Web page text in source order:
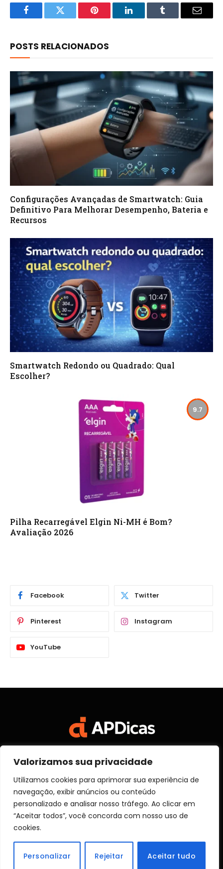
Valorizamos sua privacidade
Utilizamos cookies para aprimorar sua experiência de
navegação, exibir anúncios ou conteúdo
personalizado e analisar nosso tráfego. Ao clicar em
“Aceitar todos”, você concorda com nosso uso de
cookies.
Personalizar Rejeitar Aceitar tudo
FacebookTwitter Pinterest LinkedInTumblr Email
POSTS RELACIONADOS
Configurações Avançadas de Smartwatch: Guia
Definitivo Para Melhorar Desempenho, Bateria e
Recursos
Smartwatch Redondo ou Quadrado: Qual
Escolher?
9.7
Pilha Recarregável Elgin Ni-MH é Bom?
Avaliação 2026
Facebook Twitter
Pinterest Instagram
YouTube
(Twitter)
SOBRE NÓS
POLITICA DE PRIVACIDADE
TERMOS DE USO
© 2026 Aprender Dicas